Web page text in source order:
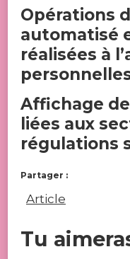
Opérations
automatisé
réalisées à
Affichage
liées aux
régulations
Partager :
Article
Tu